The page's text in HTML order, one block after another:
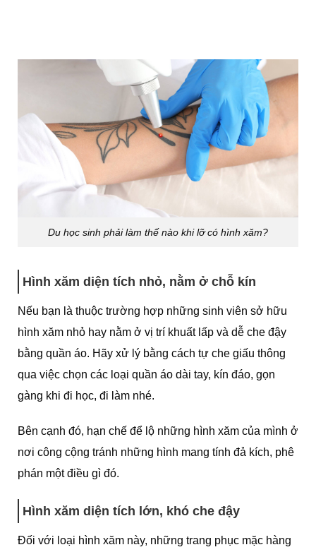
Du học sinh phải làm thế nào khi lỡ có hình xăm?
Hình xăm diện tích nhỏ, nằm ở chỗ kín
Nếu bạn là thuộc trường hợp những sinh viên sở hữu
hình xăm nhỏ hay nằm ở vị trí khuất lấp và dễ che đậy
bằng quần áo. Hãy xử lý bằng cách tự che giấu thông
qua việc chọn các loại quần áo dài tay, kín đáo, gọn
gàng khi đi học, đi làm nhé.
Bên cạnh đó, hạn chế để lộ những hình xăm của mình ở
nơi công cộng tránh những hình mang tính đả kích, phê
phán một điều gì đó.
Hình xăm diện tích lớn, khó che đậy
Đối với loại hình xăm này, những trang phục mặc hàng